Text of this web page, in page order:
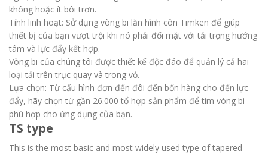
không hoặc ít bôi trơn.
Tính linh hoạt: Sử dụng vòng bi lăn hình côn Timken để giúp
thiết bị của bạn vượt trội khi nó phải đối mặt với tải trọng hướng
tâm và lực đẩy kết hợp.
Vòng bi của chúng tôi được thiết kế độc đáo để quản lý cả hai
loại tải trên trục quay và trong vỏ.
Lựa chọn: Từ cấu hình đơn đến đôi đến bốn hàng cho đến lực
đẩy, hãy chọn từ gần 26.000 tổ hợp sản phẩm để tìm vòng bi
phù hợp cho ứng dụng của bạn.
TS type
This is the most basic and most widely used type of tapered